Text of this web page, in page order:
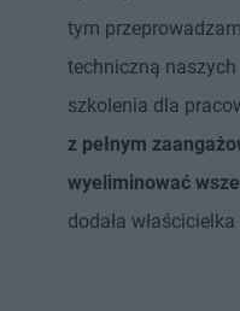
tym
techniczną
szkolenia dla
z pełnym
wyeliminować
dodała